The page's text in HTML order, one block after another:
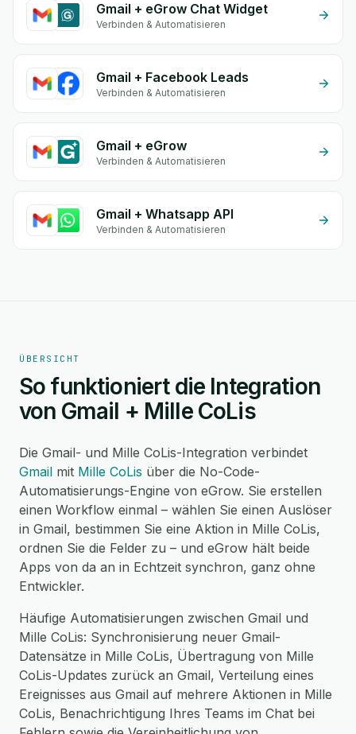
Gmail + eGrow Chat Widget
Verbinden & Automatisieren
Gmail + Facebook Leads
Verbinden & Automatisieren
Gmail + eGrow
Verbinden & Automatisieren
Gmail + Whatsapp API
Verbinden & Automatisieren
ÜBERSICHT
So funktioniert die Integration
von Gmail + Mille CoLis
Die Gmail- und Mille CoLis-Integration verbindet
Gmail mit Mille CoLis über die No-Code-
Automatisierungs-Engine von eGrow. Sie erstellen
einen Workflow einmal – wählen Sie einen Auslöser
in Gmail, bestimmen Sie eine Aktion in Mille CoLis,
ordnen Sie die Felder zu – und eGrow hält beide
Apps von da an in Echtzeit synchron, ganz ohne
Entwickler.
Häufige Automatisierungen zwischen Gmail und
Mille CoLis: Synchronisierung neuer Gmail-
Datensätze in Mille CoLis, Übertragung von Mille
CoLis-Updates zurück an Gmail, Verteilung eines
Ereignisses aus Gmail auf mehrere Aktionen in Mille
CoLis, Benachrichtigung Ihres Teams im Chat bei